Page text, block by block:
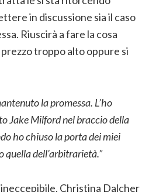
in discussione sia il caso
Riuscirà a fare la cosa
troppo alto oppure si
la promessa. L’ho
Jake Milford nel braccio della
ho chiuso la porta dei miei
dell’arbitrarietà.”
Christina Dalcher